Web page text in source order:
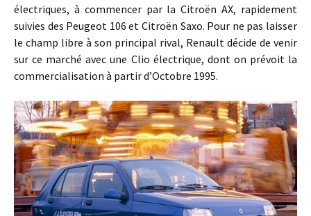
électriques, à commencer par la Citroën AX, rapidement
suivies des Peugeot 106 et Citroën Saxo. Pour ne pas laisser
le champ libre à son principal rival, Renault décide de venir
sur ce marché avec une Clio électrique, dont on prévoit la
commercialisation à partir d’Octobre 1995.